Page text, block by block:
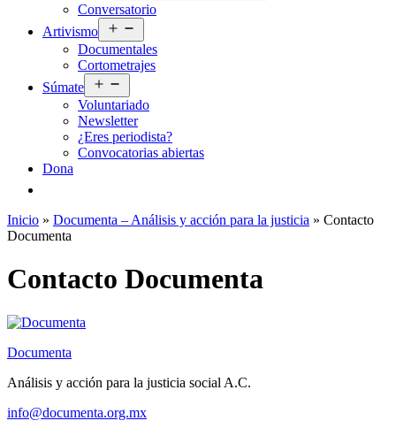
Conversatorio
Artivismo
el
menú
Documentales
Cortometrajes
Súmate
el
menú
Voluntariado
Newsletter
¿Eres periodista?
Convocatorias abiertas
Dona
Inicio » Documenta – Análisis y acción para la justicia » Contacto
Documenta
Contacto Documenta
Documenta
Análisis y acción para la justicia social A.C.
info@documenta.org.mx